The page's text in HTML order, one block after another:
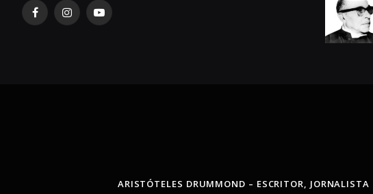
FacebookInstagramYouTube
ARISTÓTELES DRUMMOND – ESCRITOR, JORNALISTA